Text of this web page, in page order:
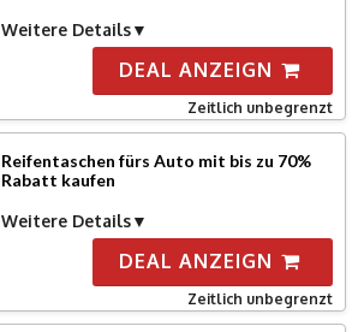
Weitere Details
DEAL ANZEIGN
Zeitlich unbegrenzt
Reifentaschen fürs Auto mit bis zu 70%
Rabatt kaufen
Weitere Details
DEAL ANZEIGN
Zeitlich unbegrenzt